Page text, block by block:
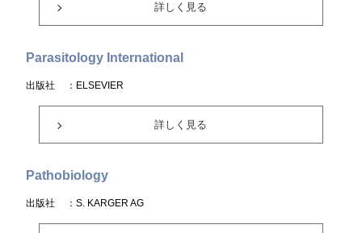
詳しく見る
Parasitology International
出版社 ：ELSEVIER
詳しく見る
Pathobiology
出版社 ：S. KARGER AG